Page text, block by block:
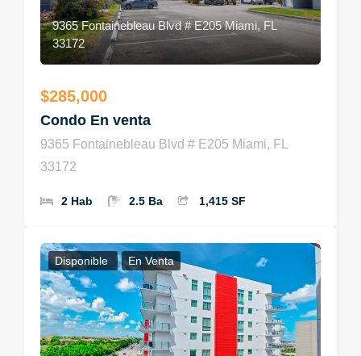
9365 Fontainebleau Blvd # E205 Miami, FL
33172
$285,000
Condo En venta
9365 Fontainebleau Blvd # E205 Miami, FL
33172
2 Hab 2.5 Ba 1,415 SF
Disponible En Venta